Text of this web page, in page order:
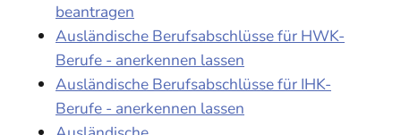
beantragen
Ausländische Berufsabschlüsse für HWK-
Berufe - anerkennen lassen
Ausländische Berufsabschlüsse für IHK-
Berufe - anerkennen lassen